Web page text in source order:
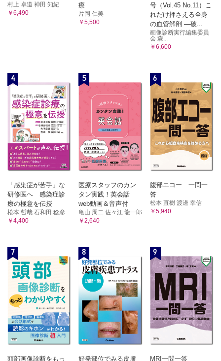
村上 卓道 神田 知紀
￥6,490
療
片岡 仁美
￥5,500
号（Vol.45 No.11）こ
れだけ押さえる全身
の血管解剖 ―破...
画像診断実行編集委員
会 森...
￥6,600
4
「感染症が苦手」な
研修医へ 感染症診
療の極意を伝授
松本 哲哉 石和田 稔彦 ...
￥4,400
5
医療スタッフのカン
タン実践！英会話
web動画＆音声付
亀山 周二 佐々江 龍一郎
￥2,640
6
腹部エコー 一問一
答
松本 直樹 渡邊 幸信
￥5,940
7
頭部画像診断をもっ
8
好発部位でみる皮膚
9
MRI一問一答